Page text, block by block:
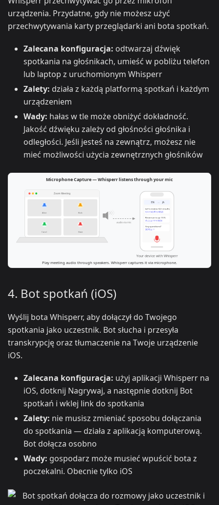
urządzenia. Przydatne, gdy nie możesz użyć
przechwytywania karty przeglądarki ani bota spotkań.
Zalecana konfiguracja: odtwarzaj dźwięk
spotkania na głośnikach, umieść w pobliżu telefon
lub laptop z uruchomionym Whisperr
Zalety: działa z każdą platformą spotkań i każdym
urządzeniem
Wady: hałas w tle może obniżyć dokładność.
Jakość dźwięku zależy od głośności głośnika i
odległości. Jeśli jesteś na zewnątrz, możesz nie
mieć możliwości użycia zewnętrznych głośników
4. Bot spotkań (iOS)
Wyślij bota Whisperr, aby dołączył do Twojego
spotkania jako uczestnik. Bot słucha i przesyła
transkrypcję oraz tłumaczenie na Twoje urządzenie
iOS.
Zalecana konfiguracja: użyj aplikacji Whisperr na
iOS, dotknij Nagrywaj, a następnie dotknij Bot
spotkań i wklej link do spotkania
Zalety: nie musisz zmieniać sposobu dołączania
do spotkania — działa z aplikacją komputerową.
Bot dołącza osobno
Wady: gospodarz może musieć wpuścić bota z
poczekalni. Obecnie tylko iOS